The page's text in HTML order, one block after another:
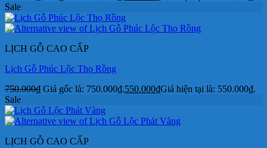
Sale
LỊCH GỖ CAO CẤP
Lịch Gỗ Phúc Lộc Thọ Rồng
750.000₫ Giá gốc là: 750.000₫.550.000₫Giá hiện tại là: 550.000₫.
Sale
LỊCH GỖ CAO CẤP